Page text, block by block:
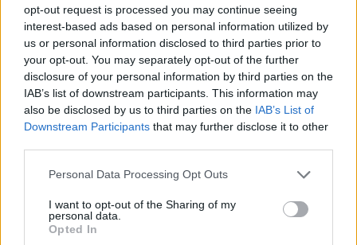
opt-out request is processed you may continue seeing
interest-based ads based on personal information utilized by
us or personal information disclosed to third parties prior to
your opt-out. You may separately opt-out of the further
disclosure of your personal information by third parties on the
IAB’s list of downstream participants. This information may
also be disclosed by us to third parties on the IAB’s List of
Downstream Participants that may further disclose it to other
Please note that this website/app uses one or more Google
not limited to your visit or usage behaviour. You may click to
grant or deny consent to Google and its third-party tags to
use your data for below specified purposes in below Google
Personal Data Processing Opt Outs
I want to opt-out of the Sharing of my
personal data.
Opted In
mayo, y la Ciudad de México también sufrió daños
por inundaciones a principios de junio. Esto nos
lleva a preguntarnos: ¿es sostenible depender
únicamente de patrones climáticos favorables para
el abastecimiento de agua?
Implicaciones y lecciones para el
futuro
Los datos actuales muestran que, a pesar de las
mejoras, los volúmenes de agua todavía están 2.19